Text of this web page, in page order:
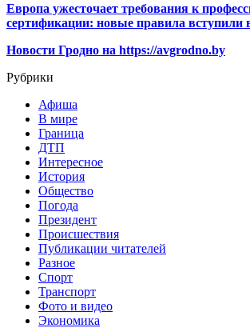
Европа ужесточает требования к
сертификации: новые правила вступили
Новости Гродно на https://avgrodno.by
Рубрики
Афиша
В мире
Граница
ДТП
Интересное
История
Общество
Погода
Президент
Происшествия
Публикации читателей
Разное
Спорт
Транспорт
Фото и видео
Экономика